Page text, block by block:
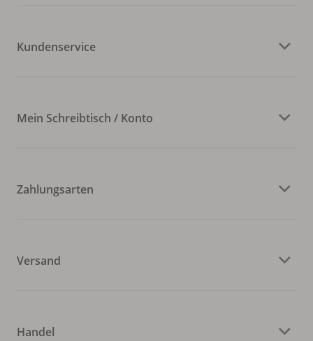
Kundenservice
Mein Schreibtisch / Konto
Zahlungsarten
Versand
Handel